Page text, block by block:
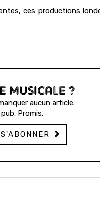
ces productions
MUSICALE ?
aucun article.
Promis.
S'ABONNER